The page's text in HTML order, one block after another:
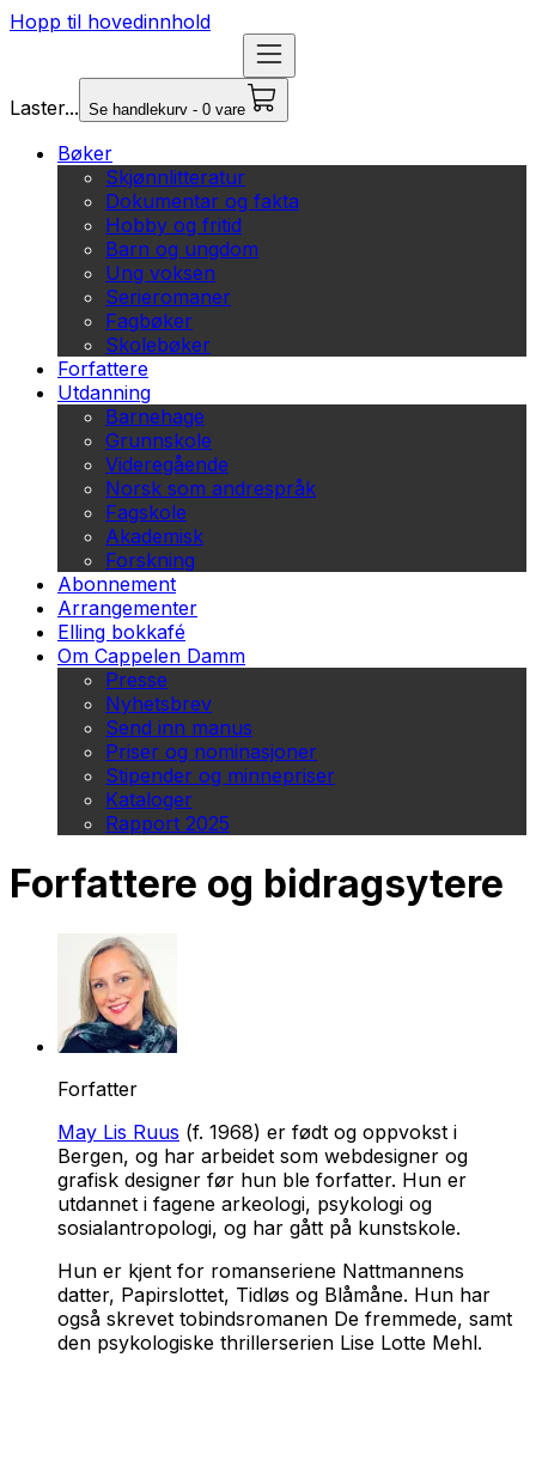
Hopp til hovedinnhold
Laster... Se handlekurv - 0 vare
Bøker
Skjønnlitteratur
Dokumentar og fakta
Hobby og fritid
Barn og ungdom
Ung voksen
Serieromaner
Fagbøker
Skolebøker
Forfattere
Utdanning
Barnehage
Grunnskole
Videregående
Norsk som andrespråk
Fagskole
Akademisk
Forskning
Abonnement
Arrangementer
Elling bokkafé
Om Cappelen Damm
Presse
Nyhetsbrev
Send inn manus
Priser og nominasjoner
Stipender og minnepriser
Kataloger
Rapport 2025
Forfattere og bidragsytere
Forfatter
May Lis Ruus (f. 1968) er født og oppvokst i
Bergen, og har arbeidet som webdesigner og
grafisk designer før hun ble forfatter. Hun er
utdannet i fagene arkeologi, psykologi og
sosialantropologi, og har gått på kunstskole.
Hun er kjent for romanseriene Nattmannens
datter, Papirslottet, Tidløs og Blåmåne. Hun har
også skrevet tobindsromanen De fremmede, samt
den psykologiske thrillerserien Lise Lotte Mehl.